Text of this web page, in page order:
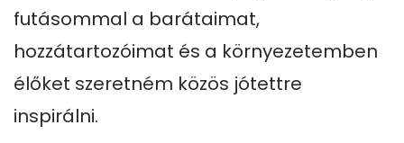
futásommal a barátaimat,
hozzátartozóimat és a környezetemben
élőket szeretném közös jótettre
inspirálni.